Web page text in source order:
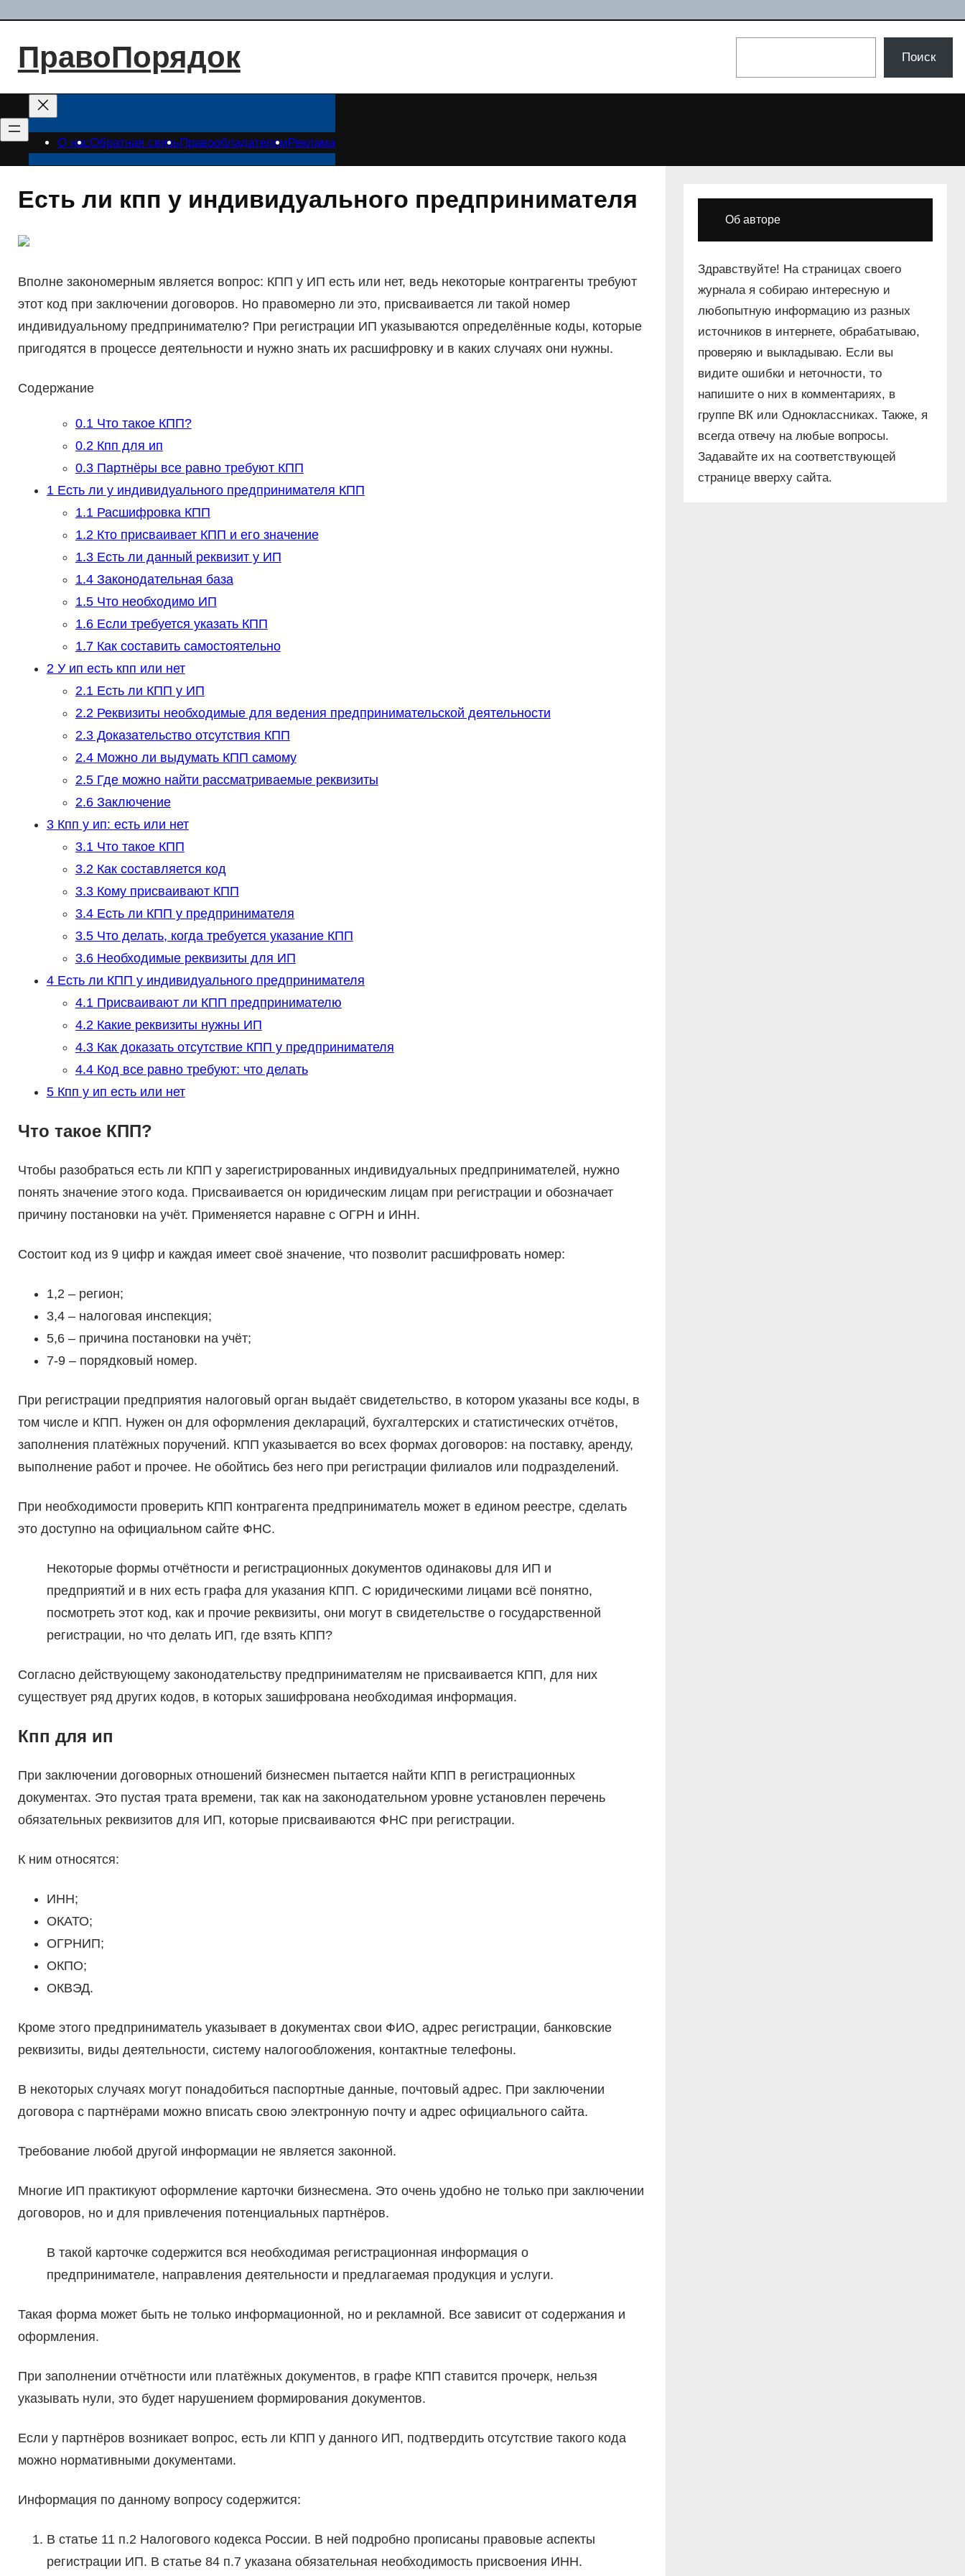
содержимому
ПравоПорядок Поиск
О насОбратная связь Правообладателям Реклама
Есть ли кпп у индивидуального предпринимателя
Вполне закономерным является вопрос: КПП у ИП есть или нет, ведь некоторые контрагенты требуют
этот код при заключении договоров. Но правомерно ли это, присваивается ли такой номер
индивидуальному предпринимателю? При регистрации ИП указываются определённые коды, которые
пригодятся в процессе деятельности и нужно знать их расшифровку и в каких случаях они нужны.
Содержание
0.1Что такое КПП?
0.2Кпп для ип
0.3Партнёры все равно требуют КПП
1Есть ли у индивидуального предпринимателя КПП
1.1Расшифровка КПП
1.2Кто присваивает КПП и его значение
1.3Есть ли данный реквизит у ИП
1.4Законодательная база
1.5Что необходимо ИП
1.6Если требуется указать КПП
1.7Как составить самостоятельно
2У ип есть кпп или нет
2.1Есть ли КПП у ИП
2.2Реквизиты необходимые для ведения предпринимательской деятельности
2.3Доказательство отсутствия КПП
2.4Можно ли выдумать КПП самому
2.5Где можно найти рассматриваемые реквизиты
2.6Заключение
3Кпп у ип: есть или нет
3.1Что такое КПП
3.2Как составляется код
3.3Кому присваивают КПП
3.4Есть ли КПП у предпринимателя
3.5Что делать, когда требуется указание КПП
3.6Необходимые реквизиты для ИП
4Есть ли КПП у индивидуального предпринимателя
4.1Присваивают ли КПП предпринимателю
4.2Какие реквизиты нужны ИП
4.3Как доказать отсутствие КПП у предпринимателя
4.4Код все равно требуют: что делать
5Кпп у ип есть или нет
Что такое КПП?
Чтобы разобраться есть ли КПП у зарегистрированных индивидуальных предпринимателей, нужно
понять значение этого кода. Присваивается он юридическим лицам при регистрации и обозначает
причину постановки на учёт. Применяется наравне с ОГРН и ИНН.
Состоит код из 9 цифр и каждая имеет своё значение, что позволит расшифровать номер:
1,2 – регион;
3,4 – налоговая инспекция;
5,6 – причина постановки на учёт;
7-9 – порядковый номер.
При регистрации предприятия налоговый орган выдаёт свидетельство, в котором указаны все коды, в
том числе и КПП. Нужен он для оформления деклараций, бухгалтерских и статистических отчётов,
заполнения платёжных поручений. КПП указывается во всех формах договоров: на поставку, аренду,
выполнение работ и прочее. Не обойтись без него при регистрации филиалов или подразделений.
При необходимости проверить КПП контрагента предприниматель может в едином реестре, сделать
это доступно на официальном сайте ФНС.
Некоторые формы отчётности и регистрационных документов одинаковы для ИП и
предприятий и в них есть графа для указания КПП. С юридическими лицами всё понятно,
посмотреть этот код, как и прочие реквизиты, они могут в свидетельстве о государственной
регистрации, но что делать ИП, где взять КПП?
Согласно действующему законодательству предпринимателям не присваивается КПП, для них
существует ряд других кодов, в которых зашифрована необходимая информация.
Кпп для ип
При заключении договорных отношений бизнесмен пытается найти КПП в регистрационных
документах. Это пустая трата времени, так как на законодательном уровне установлен перечень
обязательных реквизитов для ИП, которые присваиваются ФНС при регистрации.
К ним относятся:
ИНН;
ОКАТО;
ОГРНИП;
ОКПО;
ОКВЭД.
Кроме этого предприниматель указывает в документах свои ФИО, адрес регистрации, банковские
реквизиты, виды деятельности, систему налогообложения, контактные телефоны.
В некоторых случаях могут понадобиться паспортные данные, почтовый адрес. При заключении
договора с партнёрами можно вписать свою электронную почту и адрес официального сайта.
Требование любой другой информации не является законной.
Многие ИП практикуют оформление карточки бизнесмена. Это очень удобно не только при заключении
договоров, но и для привлечения потенциальных партнёров.
В такой карточке содержится вся необходимая регистрационная информация о
предпринимателе, направления деятельности и предлагаемая продукция и услуги.
Такая форма может быть не только информационной, но и рекламной. Все зависит от содержания и
оформления.
При заполнении отчётности или платёжных документов, в графе КПП ставится прочерк, нельзя
указывать нули, это будет нарушением формирования документов.
Если у партнёров возникает вопрос, есть ли КПП у данного ИП, подтвердить отсутствие такого кода
можно нормативными документами.
Информация по данному вопросу содержится:
В статье 11 п.2 Налогового кодекса России. В ней подробно прописаны правовые аспекты
регистрации ИП. В статье 84 п.7 указана обязательная необходимость присвоения ИНН.
Об авторе
Здравствуйте! На страницах своего
журнала я собираю интересную и
любопытную информацию из разных
источников в интернете, обрабатываю,
проверяю и выкладываю. Если вы
видите ошибки и неточности, то
напишите о них в комментариях, в
группе ВК или Одноклассниках. Также, я
всегда отвечу на любые вопросы.
Задавайте их на соответствующей
странице вверху сайта.